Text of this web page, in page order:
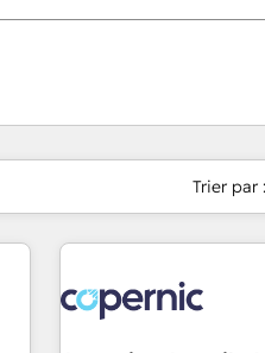
Trier par :
Page